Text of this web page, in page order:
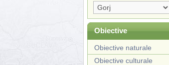
Obiective
Obiective naturale
Obiective culturale